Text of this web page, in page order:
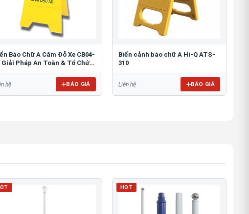
Báo Chữ A Cấm Đỗ Xe CB04-
Giải Pháp An Toàn & Tổ Chức
hệ BÁO GIÁ
Biển cảnh báo chữ A Hi-Q ATS-
310
Liên hệ BÁO GIÁ
HOT